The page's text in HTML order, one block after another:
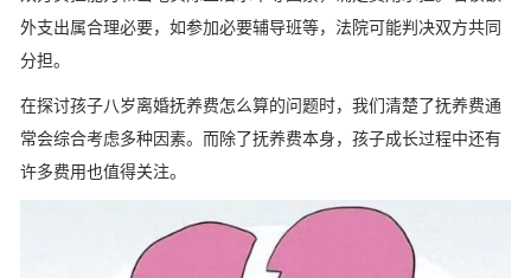
外支出属合理必要，如参加必要辅导班等，法院可能判决双方共同
分担。
在探讨孩子八岁离婚抚养费怎么算的问题时，我们清楚了抚养费通
常会综合考虑多种因素。而除了抚养费本身，孩子成长过程中还有
许多费用也值得关注。